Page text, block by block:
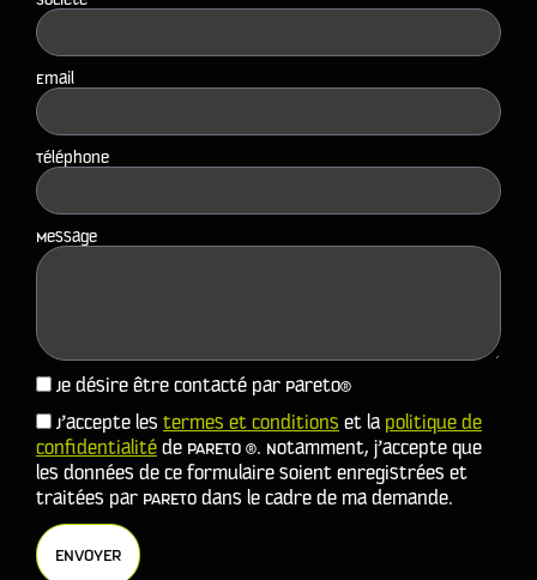
Email
Téléphone
Message
Je désire être contacté par Pareto®
J’accepte les termes et conditions et la politique de
confidentialitéde PARETO ®. Notamment, j’accepte que
les données de ce formulaire soient enregistrées et
traitées par PARETO dans le cadre de ma demande.
ENVOYER